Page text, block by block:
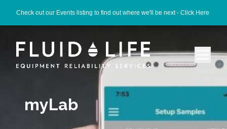
Check out our Events listing to find out where we'll be next - Click Here
myLab